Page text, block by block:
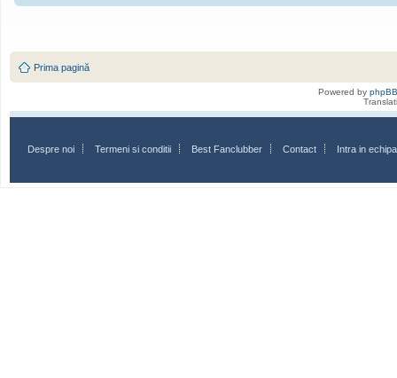
Prima pagină
Powered by phpBB
Despre noi Termeni si conditii Best Fanclubber Contact Intra in